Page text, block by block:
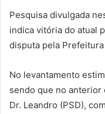
Pesquisa divulgada
indica vitória do atual
disputa pela Prefeitura
No levantamento
sendo que no
Dr. Leandro (PSD),